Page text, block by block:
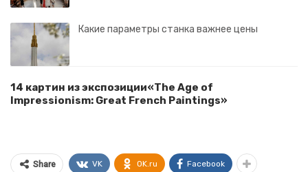
Какие параметры станка важнее цены
14 картин из экспозиции«The Age of
Impressionism: Great French Paintings»
Share VK OK.ru Facebook